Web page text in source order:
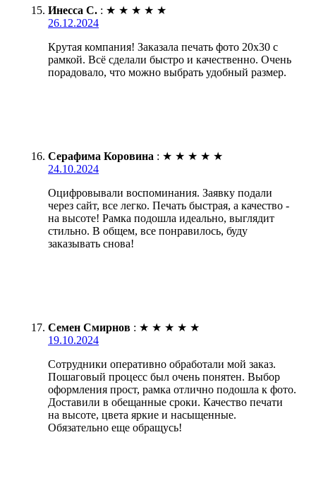
Инесса С. : ★ ★ ★ ★ ★
26.12.2024
Крутая компания! Заказала печать фото 20х30 с
рамкой. Всё сделали быстро и качественно. Очень
порадовало, что можно выбрать удобный размер.
Серафима Коровина : ★ ★ ★ ★ ★
24.10.2024
Оцифровывали воспоминания. Заявку подали
через сайт, все легко. Печать быстрая, а качество -
на высоте! Рамка подошла идеально, выглядит
стильно. В общем, все понравилось, буду
заказывать снова!
Семен Смирнов : ★ ★ ★ ★ ★
19.10.2024
Сотрудники оперативно обработали мой заказ.
Пошаговый процесс был очень понятен. Выбор
оформления прост, рамка отлично подошла к фото.
Доставили в обещанные сроки. Качество печати
на высоте, цвета яркие и насыщенные.
Обязательно еще обращусь!